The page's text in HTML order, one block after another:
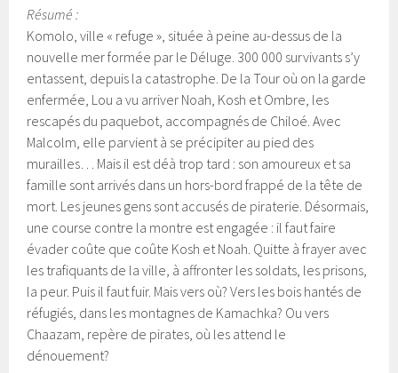
Résumé :
Komolo, ville « refuge », située à peine au-dessus de la
nouvelle mer formée par le Déluge. 300 000 survivants s’y
entassent, depuis la catastrophe. De la Tour où on la garde
enfermée, Lou a vu arriver Noah, Kosh et Ombre, les
rescapés du paquebot, accompagnés de Chiloé. Avec
Malcolm, elle parvient à se précipiter au pied des
murailles… Mais il est déà trop tard : son amoureux et sa
famille sont arrivés dans un hors-bord frappé de la tête de
mort. Les jeunes gens sont accusés de piraterie. Désormais,
une course contre la montre est engagée : il faut faire
évader coûte que coûte Kosh et Noah. Quitte à frayer avec
les trafiquants de la ville, à affronter les soldats, les prisons,
la peur. Puis il faut fuir. Mais vers où? Vers les bois hantés de
réfugiés, dans les montagnes de Kamachka? Ou vers
Chaazam, repère de pirates, où les attend le
dénouement?